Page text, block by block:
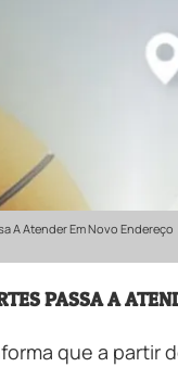
A Atender Em Novo Endereço
PASSA A
que a partir